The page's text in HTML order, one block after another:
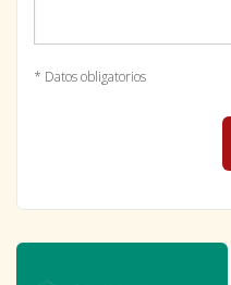
* Datos obligatorios